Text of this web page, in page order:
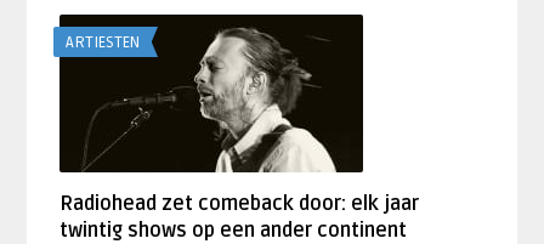
ARTIESTEN
Radiohead zet comeback door: elk jaar
twintig shows op een ander continent